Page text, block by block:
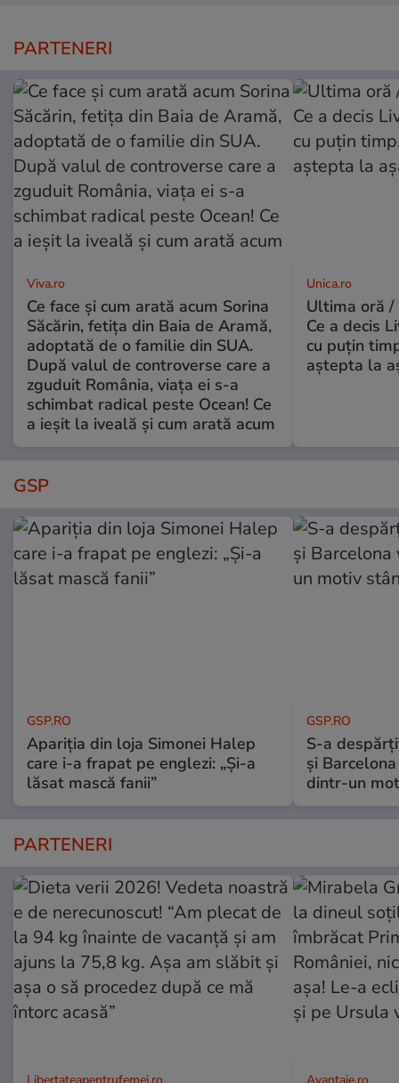
PARTENERI
Viva.ro
Ce face și cum arată acum Sorina
Săcărin, fetița din Baia de Aramă,
adoptată de o familie din SUA.
După valul de controverse care a
zguduit România, viața ei s-a
schimbat radical peste Ocean! Ce
a ieșit la iveală și cum arată acum
Unica.ro
Ultima oră /
Ce a decis
cu puțin
aștepta la
GSP
GSP.RO
Apariția din loja Simonei Halep
care i-a frapat pe englezi: „Și-a
lăsat mască fanii”
GSP.RO
S-a
și
dintr-un
PARTENERI